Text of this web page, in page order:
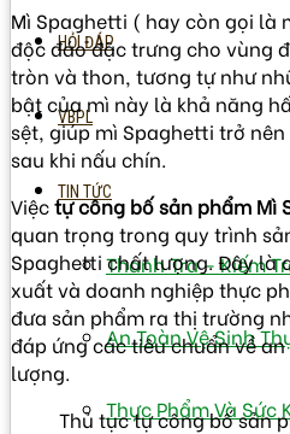
HỎI ĐÁP
VBPL
TIN TỨC
Thanh Tra – Kiếm
An Toàn Vệ Sinh
Thực Phẩm Và Sức
Mì Spaghetti ( hay còn gọi là
độc đáo đặc trưng cho vùng
tròn và thon, tương tự như
bật của mì này là khả năng
sệt, giúp mì Spaghetti trở
sau khi nấu chín.
Việctự công bố sản phẩm Mì
quan trọng trong quy trình
Spaghetti chất lượng. Đây là
xuất và doanh nghiệp thực
đưa sản phẩm ra thị trường
đáp ứng các tiêu chuẩn về
lượng.
Thủ tục tự công bố sản